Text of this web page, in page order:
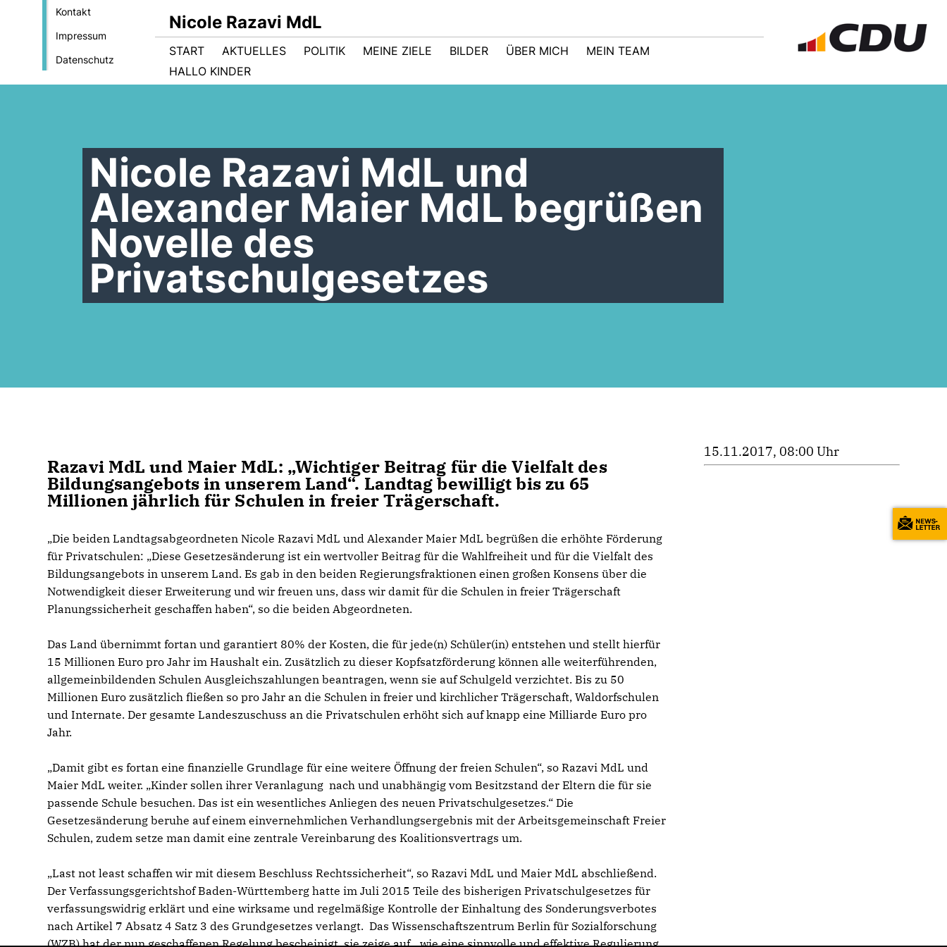
Kontakt
Impressum
Datenschutz
Nicole Razavi MdL
START AKTUELLES POLITIK MEINE ZIELE BILDER ÜBER MICH
MEIN TEAM
HALLO KINDER
Nicole Razavi MdL und
Alexander Maier MdL begrüßen
Novelle des
Privatschulgesetzes
Razavi MdL und Maier MdL: „Wichtiger Beitrag für die Vielfalt des
Bildungsangebots in unserem Land“. Landtag bewilligt bis zu 65
Millionen jährlich für Schulen in freier Trägerschaft.
Die beiden Landtagsabgeordneten Nicole Razavi MdL und Alexander Maier MdL begrüßen die erhöhte Förderung
für Privatschulen: „Diese Gesetzesänderung ist ein wertvoller Beitrag für die Wahlfreiheit und für die Vielfalt des
Bildungsangebots in unserem Land. Es gab in den beiden Regierungsfraktionen einen großen Konsens über die
Notwendigkeit dieser Erweiterung und wir freuen uns, dass wir damit für die Schulen in freier Trägerschaft
Planungssicherheit geschaffen haben“, so die beiden Abgeordneten.
Das Land übernimmt fortan und garantiert 80% der Kosten, die für jede(n) Schüler(in) entstehen und stellt hierfür
15 Millionen Euro pro Jahr im Haushalt ein. Zusätzlich zu dieser Kopfsatzförderung können alle weiterführenden,
allgemeinbildenden Schulen Ausgleichszahlungen beantragen, wenn sie auf Schulgeld verzichtet. Bis zu 50
Millionen Euro zusätzlich fließen so pro Jahr an die Schulen in freier und kirchlicher Trägerschaft, Waldorfschulen
und Internate. Der gesamte Landeszuschuss an die Privatschulen erhöht sich auf knapp eine Milliarde Euro pro
Jahr.
Damit gibt es fortan eine finanzielle Grundlage für eine weitere Öffnung der freien Schulen“, so Razavi MdL und
Maier MdL weiter. „Kinder sollen ihrer Veranlagung nach und unabhängig vom Besitzstand der Eltern die für sie
passende Schule besuchen. Das ist ein wesentliches Anliegen des neuen Privatschulgesetzes.“ Die
Gesetzesänderung beruhe auf einem einvernehmlichen Verhandlungsergebnis mit der Arbeitsgemeinschaft Freier
Schulen, zudem setze man damit eine zentrale Vereinbarung des Koalitionsvertrags um.
Last not least schaffen wir mit diesem Beschluss Rechtssicherheit“, so Razavi MdL und Maier MdL abschließend.
Der Verfassungsgerichtshof Baden-Württemberg hatte im Juli 2015 Teile des bisherigen Privatschulgesetzes für
verfassungswidrig erklärt und eine wirksame und regelmäßige Kontrolle der Einhaltung des Sonderungsverbotes
nach Artikel 7 Absatz 4 Satz 3 des Grundgesetzes verlangt. Das Wissenschaftszentrum Berlin für Sozialforschung
(WZB) hat der nun geschaffenen Regelung bescheinigt, sie zeige auf, „wie eine sinnvolle und effektive Regulierung
15.11.2017, 08:00 Uhr